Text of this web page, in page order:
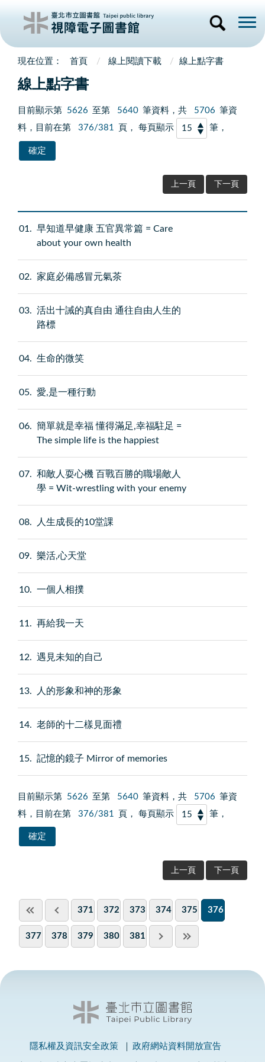
首頁 線上閱讀下載 線上點字書
線上點字書
目前顯示第 5626 至第 5640 筆資料，共 5706 筆資
料，目前在第
376/381 頁， 每頁顯示 筆，
上一頁 下一頁
01
早知道早健康 五官異常篇 = Care
about your own health
02 家庭必備感冒元氣茶
03
活出十誡的真自由 通往自由人生的
路標
04 生命的微笑
05 愛,是一種行動
06
簡單就是幸福 懂得滿足,幸福駐足 =
The simple life is the happiest
07
和敵人耍心機 百戰百勝的職場敵人
學 = Wit-wrestling with your enemy
08 人生成長的10堂課
09 樂活,心天堂
10 一個人相撲
11 再給我一天
12 遇見未知的自己
13 人的形象和神的形象
14 老師的十二樣見面禮
15 記憶的鏡子 Mirror of memories
目前顯示第 5626 至第 5640 筆資料，共 5706 筆資
料，目前在第
376/381 頁， 每頁顯示 筆，
上一頁 下一頁
371 372 373 374 375 376
377 378 379 380 381
隱私權及資訊安全政策 政府網站資料開放宣告